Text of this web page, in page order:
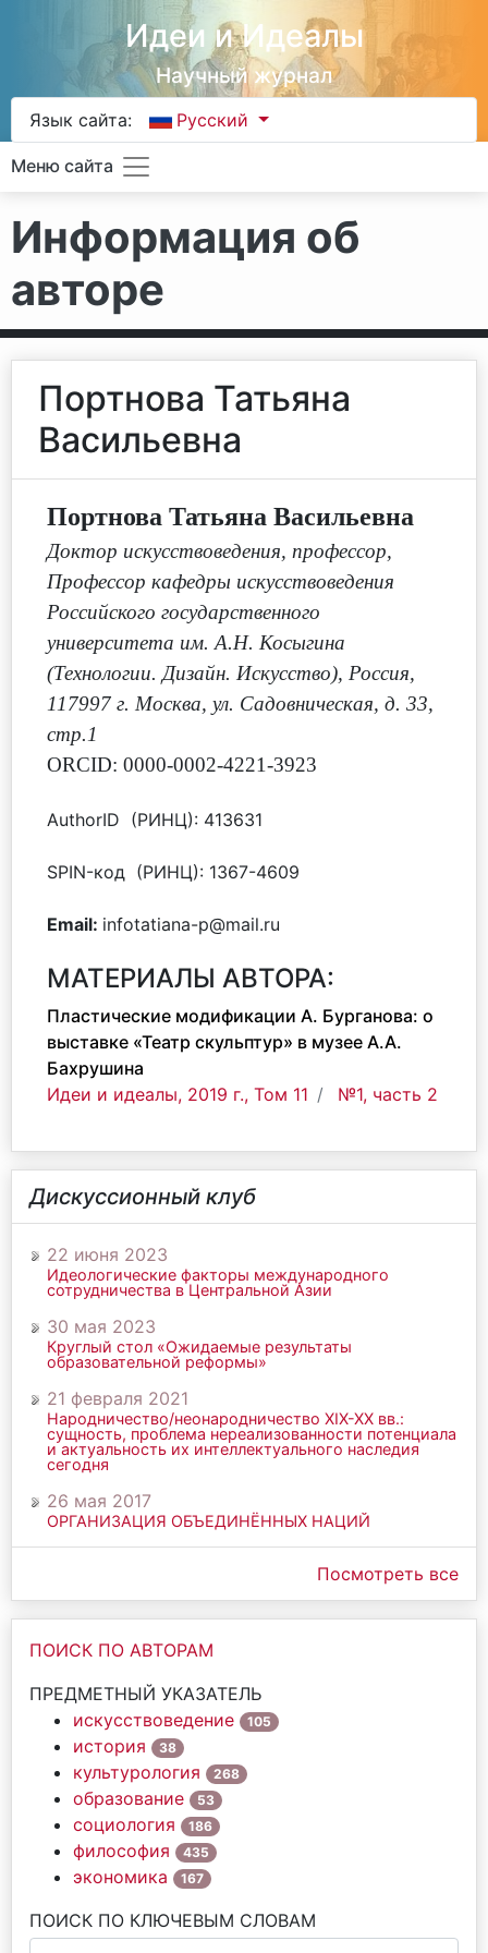
Идеи и Идеалы
Научный журнал
Язык сайта: Русский
Меню сайта
Информация об
авторе
Портнова Татьяна
Васильевна
Портнова Татьяна Васильевна
Доктор искусствоведения, профессор,
Профессор кафедры искусствоведения
Российского государственного
университета им. А.Н. Косыгина
(Технологии. Дизайн. Искусство), Россия,
117997 г. Москва, ул. Садовническая, д. 33,
стр.1
ORCID: 0000-0002-4221-3923
AuthorID (РИНЦ): 413631
SPIN-код (РИНЦ): 1367-4609
Email: infotatiana-p@mail.ru
МАТЕРИАЛЫ АВТОРА:
Пластические модификации А. Бурганова: о
выставке «Театр скульптур» в музее А.А.
Бахрушина
Идеи и идеалы, 2019 г., Том 11
№1, часть 2
Дискуссионный клуб
22 июня 2023
Идеологические факторы международного
сотрудничества в Центральной Азии
30 мая 2023
Круглый стол «Ожидаемые результаты
образовательной реформы»
21 февраля 2021
Народничество/неонародничество ХIХ-ХХ вв.:
сущность, проблема нереализованности потенциала
и актуальность их интеллектуального наследия
сегодня
26 мая 2017
ОРГАНИЗАЦИЯ ОБЪЕДИНЁННЫХ НАЦИЙ
Посмотреть все
ПОИСК ПО АВТОРАМ
ПРЕДМЕТНЫЙ УКАЗАТЕЛЬ
искусствоведение
105
история 38
культурология 268
образование 53
социология 186
философия 435
экономика 167
ПОИСК ПО КЛЮЧЕВЫМ СЛОВАМ